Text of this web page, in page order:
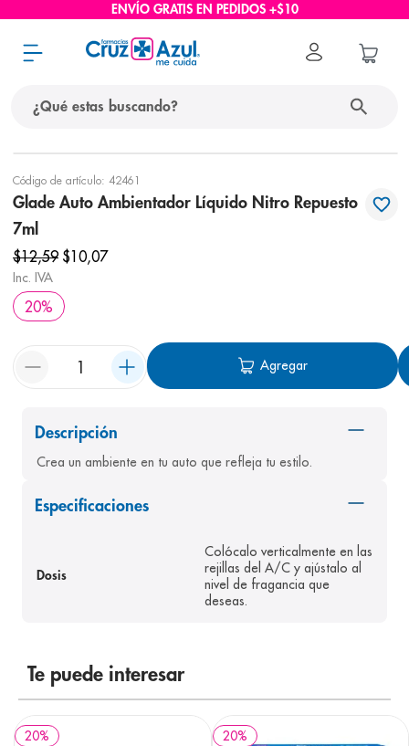
ENVÍO GRATIS EN PEDIDOS +$10
Código de artículo: 42461
Glade Auto Ambientador Líquido Nitro Repuesto
7ml
$12,59 $10,07
Inc. IVA
20%
Agregar
Descripción
Crea un ambiente en tu auto que refleja tu estilo.
Especificaciones
Dosis
Colócalo verticalmente en las
rejillas del A/C y ajústalo al
nivel de fragancia que
deseas.
Te puede interesar
20% 20%
términos más buscados
1. protector solar
3. eucerin
4. cerave
bioderma
8. desodorante
9. pediasure